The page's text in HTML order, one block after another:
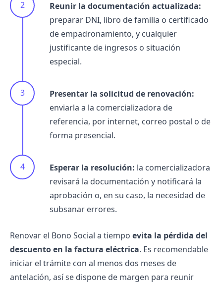
Reunir la documentación actualizada:
preparar DNI, libro de familia o certificado
de empadronamiento, y cualquier
justificante de ingresos o situación
especial.
Presentar la solicitud de renovación:
enviarla a la comercializadora de
referencia, por internet, correo postal o de
forma presencial.
Esperar la resolución: la comercializadora
revisará la documentación y notificará la
aprobación o, en su caso, la necesidad de
subsanar errores.
Renovar el Bono Social a tiempo evita la pérdida del
descuento en la factura eléctrica. Es recomendable
iniciar el trámite con al menos dos meses de
antelación, así se dispone de margen para reunir